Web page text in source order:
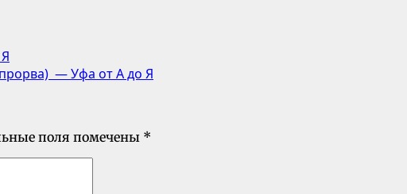
прорва) — Уфа от А до Я
поля помечены *